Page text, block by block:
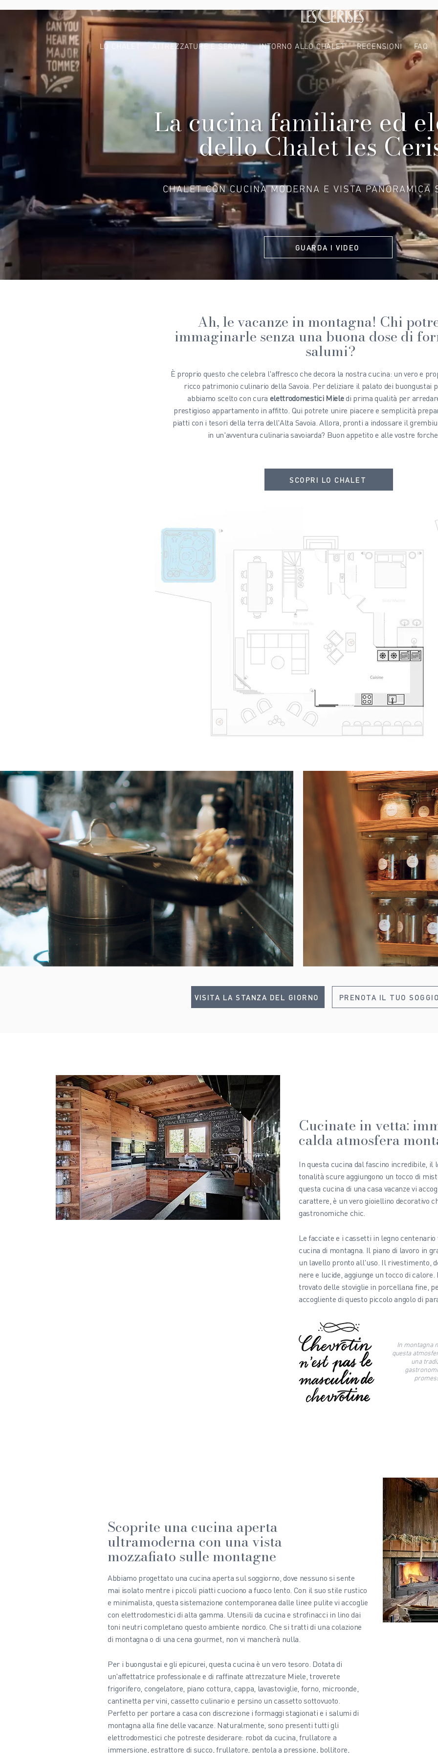
LO CHALET ATTREZZATURE E SERVIZI INTORNO ALLO CHALET RECENSIONI FAQ
La cucina familiare ed
dello Chalet les
CHALET CON CUCINA MODERNA E VISTA
GUARDA I VIDEO
Ah, le vacanze in montagna! Chi
immaginarle senza una buona dose di
salumi?
È proprio questo che celebra l'affresco che decora la nostra cucina: un vero e
ricco patrimonio culinario della Savoia. Per deliziare il palato dei buongustai
abbiamo scelto con cura elettrodomestici Mieledi prima qualità per
prestigioso appartamento in affitto. Qui potrete unire piacere e semplicità
piatti con i tesori della terra dell'Alta Savoia. Allora, pronti a indossare il
in un'avventura culinaria savoiarda? Buon appetito e alle vostre
SCOPRI LO CHALET
VISITA LA STANZA DEL GIORNO PRENOTA IL TUO
Cucinate in vetta:
calda atmosfera
In questa cucina dal fascino incredibile, il
tonalità scure aggiungono un tocco di
questa cucina di una casa vacanze vi
carattere, è un vero gioiellino decorativo
gastronomiche chic.
Le facciate e i cassetti in legno
cucina di montagna. Il piano di lavoro in
un lavello pronto all'uso. Il rivestimento,
nere e lucide, aggiunge un tocco di
trovato delle stoviglie in porcellana fine,
accogliente di questo piccolo angolo di
In montagna
questa
una
Scoprite una cucina aperta
ultramoderna con una vista
mozzafiato sulle montagne
Abbiamo progettato una cucina aperta sul soggiorno, dove nessuno si sente
mai isolato mentre i piccoli piatti cuociono a fuoco lento. Con il suo stile rustico
e minimalista, questa sistemazione contemporanea dalle linee pulite vi accoglie
con elettrodomestici di alta gamma. Utensili da cucina e strofinacci in lino dai
toni neutri completano questo ambiente nordico. Che si tratti di una colazione
di montagna o di una cena gourmet, non vi mancherà nulla.
Per i buongustai e gli epicurei, questa cucina è un vero tesoro. Dotata di
un'affettatrice professionale e di raffinate attrezzature Miele, troverete
frigorifero, congelatore, piano cottura, cappa, lavastoviglie, forno, microonde,
cantinetta per vini, cassetto culinario e persino un cassetto sottovuoto.
Perfetto per portare a casa con discrezione i formaggi stagionati e i salumi di
montagna alla fine delle vacanze. Naturalmente, sono presenti tutti gli
elettrodomestici che potreste desiderare: robot da cucina, frullatore a
immersione, estrattore di succo, frullatore, pentola a pressione, bollitore,